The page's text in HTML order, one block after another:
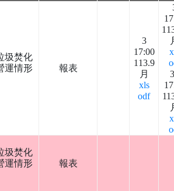
圾焚化
運情形
報表
3
17:00
113.9
月
xls
odf
圾焚化
運情形
報表